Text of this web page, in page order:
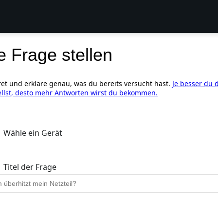
Frage stellen
und erkläre genau, was du bereits versucht hast. Je besser du
desto mehr Antworten wirst du bekommen.
Wähle ein Gerät
Titel der Frage